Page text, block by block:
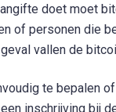
doet moet
of personen die
vallen de
te bepalen
inschrijving bij